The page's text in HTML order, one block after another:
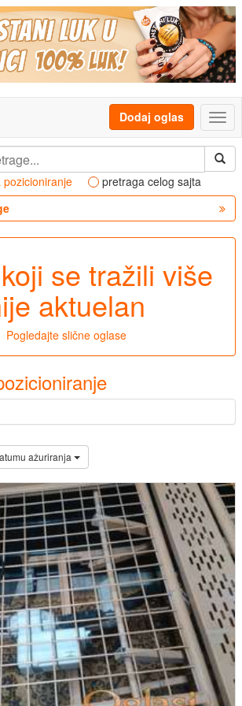
Dodaj oglas
pretraga celog sajta
se tražili više
aktuelan
Pogledajte slične oglase
ažuriranja